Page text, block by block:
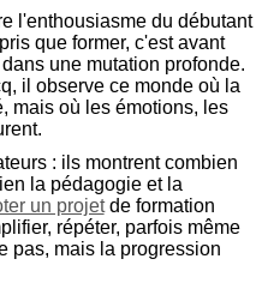
l'enthousiasme du débutant
que former, c'est avant
une mutation profonde.
il observe ce monde où la
mais où les émotions, les
: ils montrent combien
la pédagogie et la
un projetde formation
répéter, parfois même
pas, mais la progression